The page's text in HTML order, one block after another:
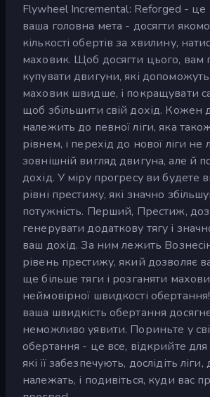
Flywheel Incremental: Reforged - це
ваша головна мета - досягти
кількості обертів за хвилину,
маховик. Щоб досягти цього, вам
купувати двигуни, які
маховик швидше, і покращувати
щоб збільшити свій дохід. Кожен
належить до певної ліги, яка
рівнем, і перехід до нової ліги
зовнішній вигляд двигуна, але й
дохід. У міру прогресу ви будете
рівні престижу, які значно
потужність. Перший, Престиж,
генерувати додаткову тягу і
ваш дохід. За ним лежить
рівень престижу, який дозволяє
ще більше тяги і розганяти
неймовірної швидкості
ваша швидкість обертання досягне
неможливо уявити. Пориньте у
обертання - це все, відкрийте
які її забезпечують, дослідіть
належать, і подивіться, куди вас